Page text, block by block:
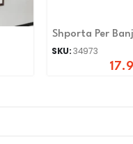
Shporta Per
SKU:34973